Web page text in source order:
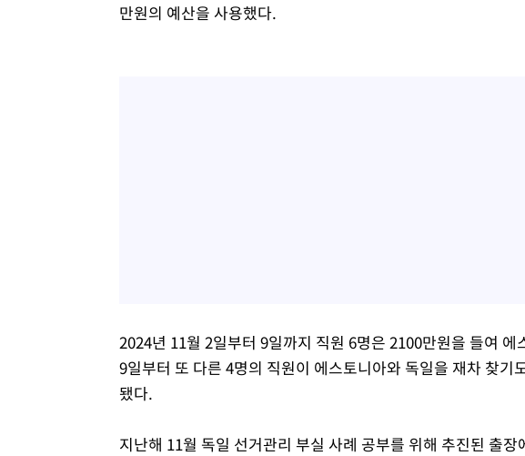
만원의 예산을 사용했다.
2024년 11월 2일부터 9일까지 직원 6명은 2100만원을 들여
9일부터 또 다른 4명의 직원이 에스토니아와 독일을 재차 찾기
됐다.
지난해 11월 독일 선거관리 부실 사례 공부를 위해 추진된 출